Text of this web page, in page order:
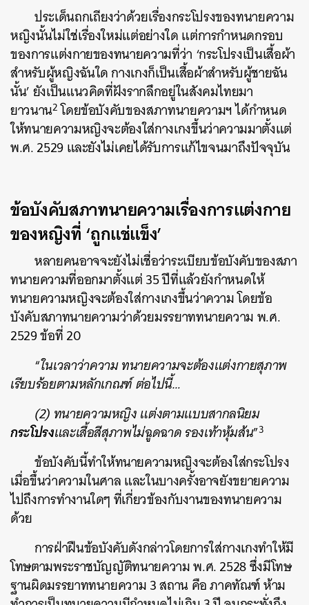
ประเด็นถกเถียงว่าด้วยเรื่องกระโปรงของทนายความ
หญิงนั้นไม่ใช่เรื่องใหม่แต่อย่างใด แต่การกำหนดกรอบ
ของการแต่งกายของทนายความที่ว่า ‘กระโปรงเป็นเสื้อผ้า
สำหรับผู้หญิงฉันใด กางเกงก็เป็นเสื้อผ้าสำหรับผู้ชายฉัน
นั้น’ ยังเป็นแนวคิดที่ฝังรากลึกอยู่ในสังคมไทยมา
ยาวนาน2โดยข้อบังคับของสภาทนายความฯ ได้กำหนด
ให้ทนายความหญิงจะต้องใส่กางเกงขึ้นว่าความมาตั้งแต่
พ.ศ. 2529 และยังไม่เคยได้รับการแก้ไขจนมาถึงปัจจุบัน
ข้อบังคับสภาทนายความเรื่องการแต่งกาย
ของหญิงที่ ‘ถูกแช่แข็ง’
หลายคนอาจจะยังไม่เชื่อว่าระเบียบข้อบังคับของสภา
ทนายความที่ออกมาตั้งแต่ 35 ปีที่แล้วยังกำหนดให้
ทนายความหญิงจะต้องใส่กางเกงขึ้นว่าความ โดยข้อ
บังคับสภาทนายความว่าด้วยมรรยาททนายความ พ.ศ.
2529 ข้อที่ 20
“ในเวลาว่าความ ทนายความจะต้องแต่งกายสุภาพ
เรียบร้อยตามหลักเกณฑ์ ต่อไปนี้…
(2) ทนายความหญิง แต่งตามแบบสากลนิยม
กระโปรงและเสื้อสีสุภาพไม่ฉูดฉาด รองเท้าหุ้มส้น”3
ข้อบังคับนี้ทำให้ทนายความหญิงจะต้องใส่กระโปรง
เมื่อขึ้นว่าความในศาล และในบางครั้งอาจยังขยายความ
ไปถึงการทำงานใดๆ ที่เกี่ยวข้องกับงานของทนายความ
ด้วย
การฝ่าฝืนข้อบังคับดังกล่าวโดยการใส่กางเกงทำให้มี
โทษตามพระราชบัญญัติทนายความ พ.ศ. 2528 ซึ่งมีโทษ
ฐานผิดมรรยาททนายความ 3 สถาน คือ ภาคทัณฑ์ ห้าม